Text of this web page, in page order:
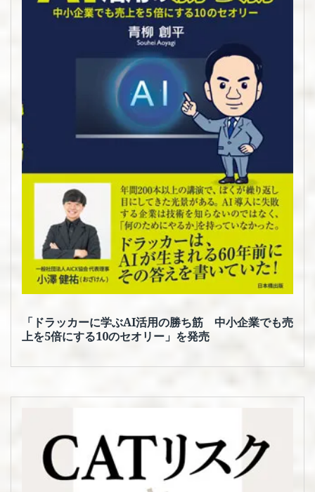
「ドラッカーに学ぶAI活用の勝ち筋 中小企業でも売
上を5倍にする10のセオリー」を発売